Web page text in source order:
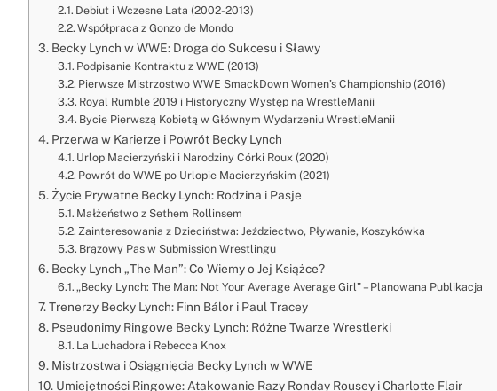
Debiut i Wczesne Lata (2002-2013)
Współpraca z Gonzo de Mondo
Becky Lynch w WWE: Droga do Sukcesu i Sławy
Podpisanie Kontraktu z WWE (2013)
Pierwsze Mistrzostwo WWE SmackDown Women’s Championship (2016)
Royal Rumble 2019 i Historyczny Występ na WrestleManii
Bycie Pierwszą Kobietą w Głównym Wydarzeniu WrestleManii
Przerwa w Karierze i Powrót Becky Lynch
Urlop Macierzyński i Narodziny Córki Roux (2020)
Powrót do WWE po Urlopie Macierzyńskim (2021)
Życie Prywatne Becky Lynch: Rodzina i Pasje
Małżeństwo z Sethem Rollinsem
Zainteresowania z Dzieciństwa: Jeździectwo, Pływanie, Koszykówka
Brązowy Pas w Submission Wrestlingu
Becky Lynch „The Man”: Co Wiemy o Jej Książce?
„Becky Lynch: The Man: Not Your Average Average Girl” – Planowana Publikacja
Trenerzy Becky Lynch: Finn Bálor i Paul Tracey
Pseudonimy Ringowe Becky Lynch: Różne Twarze Wrestlerki
La Luchadora i Rebecca Knox
Mistrzostwa i Osiągnięcia Becky Lynch w WWE
Umiejętności Ringowe: Atakowanie Razy Ronday Rousey i Charlotte Flair